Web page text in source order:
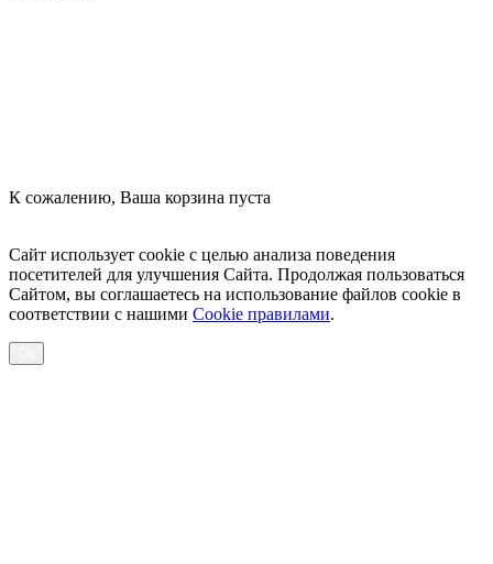
К сожалению, Ваша корзина пуста
Сайт использует cookie с целью анализа поведения
посетителей для улучшения Сайта. Продолжая пользоваться
Сайтом, вы соглашаетесь на использование файлов cookie в
соответствии с нашими Cookiе правилами.